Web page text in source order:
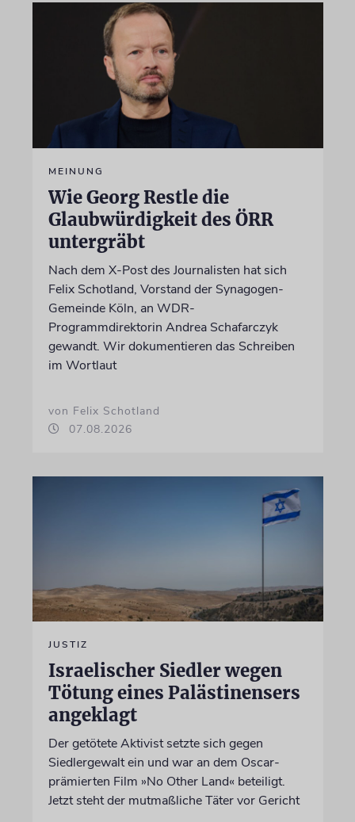
MEINUNG
Wie Georg Restle die
Glaubwürdigkeit des ÖRR
untergräbt
Nach dem X-Post des Journalisten hat sich
Felix Schotland, Vorstand der Synagogen-
Gemeinde Köln, an WDR-
Programmdirektorin Andrea Schafarczyk
gewandt. Wir dokumentieren das Schreiben
im Wortlaut
von Felix Schotland
07.08.2026
JUSTIZ
Israelischer Siedler wegen
Tötung eines Palästinensers
angeklagt
Der getötete Aktivist setzte sich gegen
Siedlergewalt ein und war an dem Oscar-
prämierten Film »No Other Land« beteiligt.
Jetzt steht der mutmaßliche Täter vor Gericht